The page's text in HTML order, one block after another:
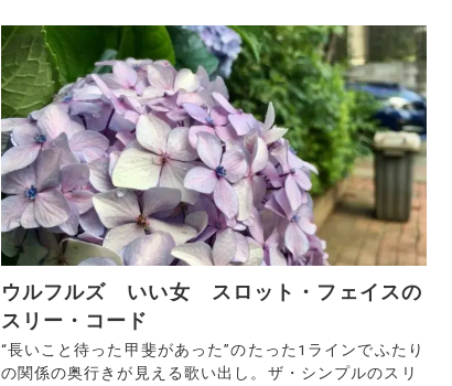
ウルフルズ いい女 スロット・フェイスの
スリー・コード
“長いこと待った甲斐があった”のたった1ラインでふたり
の関係の奥行きが見える歌い出し。ザ・シンプルのスリ